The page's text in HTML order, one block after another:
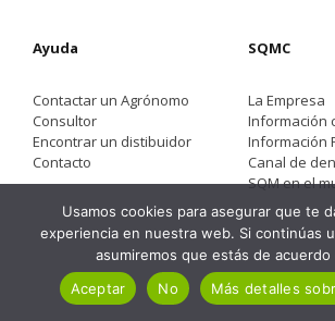
Ayuda
Contactar un Agrónomo
Consultor
Encontrar un distibuidor
Contacto
SQMC
La Empresa
Información
Información
Canal de
SQM en el
Usamos cookies para asegurar que te
experiencia en nuestra web. Si continúas
asumiremos que estás de acuerdo
Aceptar
No Más detalles